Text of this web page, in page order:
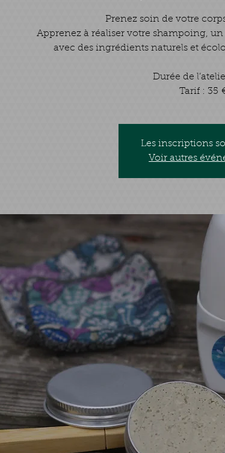
Prenez soin de votre
Apprenez à réaliser votre shampoing,
avec des ingrédients naturels et
Durée de
Tarif : 35
Les inscriptions
Voir autres